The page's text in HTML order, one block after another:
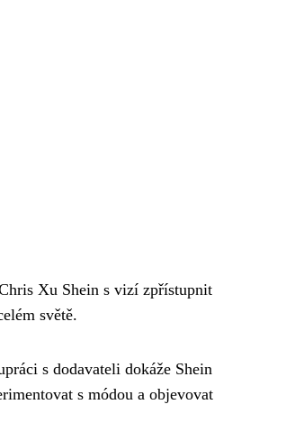
Xu Shein s vizí zpřístupnit
světě.
s dodavateli dokáže Shein
s módou a objevovat